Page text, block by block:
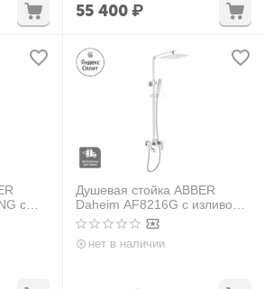
55 400₽
с
Душевая стойка ABBER
Daheim AF8216G с изливом,
золото матовое
нет в наличии